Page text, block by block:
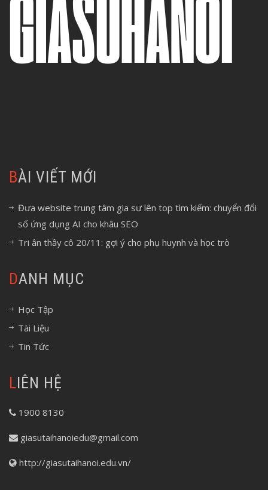
BÀI VIẾT MỚI
Đưa website trung tâm gia sư lên top tìm kiếm: chuyển đổi
số ứng dụng AI cho khâu SEO
Tri ân thầy cô 20/11: gợi ý cho phụ huynh và học trò
DANH MỤC
Học Tập
Tài Liệu
Tin Tức
LIÊN HỆ
1900 8130
giasutaihanoiedu@gmail.com
http://giasutaihanoi.edu.vn/